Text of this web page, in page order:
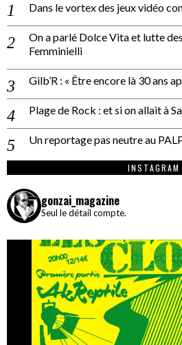
Dans le vortex des jeux vidéo
On a parlé Dolce Vita et lutte
Femminielli
Gilb’R : « Être encore là 30 ans
Plage de Rock : et si on allait à
Un reportage pas neutre au
INSTAGRAM
gonzai_magazine
Seul le détail compte.